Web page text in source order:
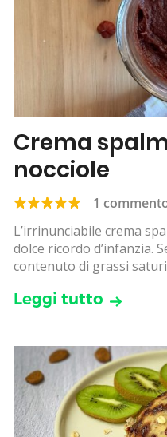
Crema
nocciole
1
L’irrinunciabile crema
dolce ricordo d’infanzia.
contenuto di grassi saturi
Leggi tutto